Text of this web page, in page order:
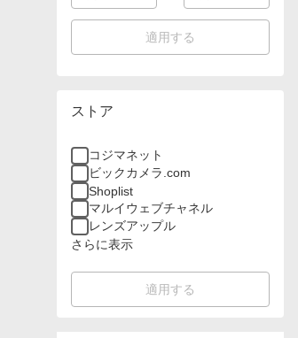
適用する
ストア
コジマネット
ビックカメラ.com
Shoplist
マルイウェブチャネル
レンズアップル
さらに表示
適用する